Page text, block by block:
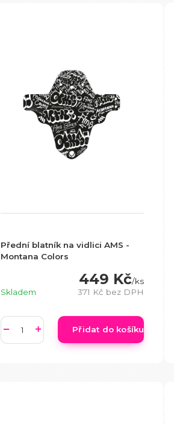
Přední blatník na vidlici AMS -
Montana Colors
449 Kč/ks
371 Kč bez DPH
Skladem
Přidat do košíku